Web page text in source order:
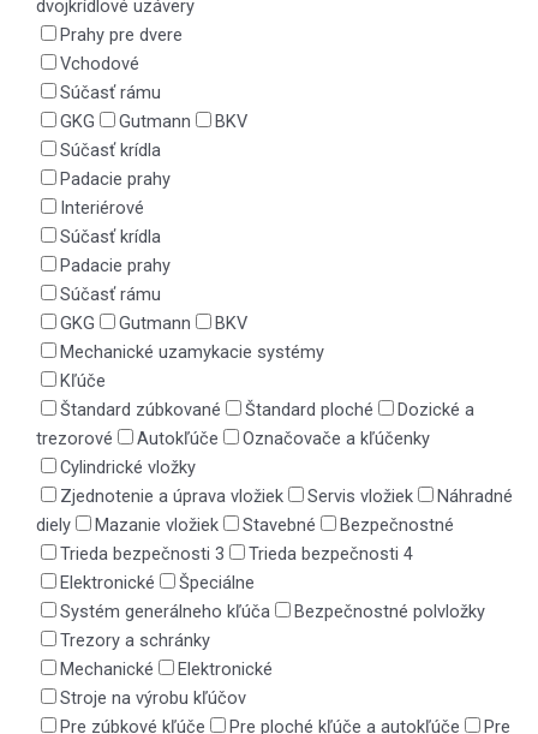
dvojkrídlové uzávery
Prahy pre dvere
Vchodové
Súčasť rámu
GKG
Gutmann
BKV
Súčasť krídla
Padacie prahy
Interiérové
Súčasť krídla
Padacie prahy
Súčasť rámu
GKG
Gutmann
BKV
Mechanické uzamykacie systémy
Kľúče
Štandard zúbkované
Štandard ploché
Dozické a
trezorové
Autokľúče
Označovače a kľúčenky
Cylindrické vložky
Zjednotenie a úprava vložiek
Servis vložiek
Náhradné
diely
Mazanie vložiek Stavebné
Bezpečnostné
Trieda bezpečnosti 3
Trieda bezpečnosti 4
Elektronické
Špeciálne
Systém generálneho kľúča
Bezpečnostné polvložky
Trezory a schránky
Mechanické
Elektronické
Stroje na výrobu kľúčov
Pre zúbkové kľúče
Pre ploché kľúče a autokľúče Pre